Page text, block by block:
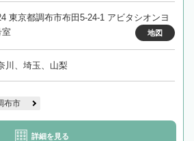
東京都調布市布田5-24-1 アビタシオンヨ
室
地図
川、埼玉、山梨
布市
詳細を見る